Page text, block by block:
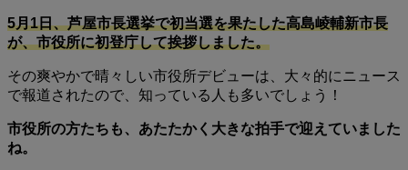
5月1日、芦屋市長選挙で初当選を果たした高島崚輔新市長
が、市役所に初登庁して挨拶しました。
その爽やかで晴々しい市役所デビューは、大々的にニュース
で報道されたので、知っている人も多いでしょう！
市役所の方たちも、あたたかく大きな拍手で迎えていました
ね。